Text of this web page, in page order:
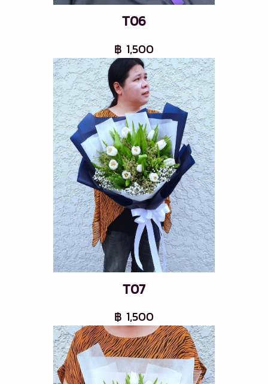
T06
฿ 1,500
T07
฿ 1,500